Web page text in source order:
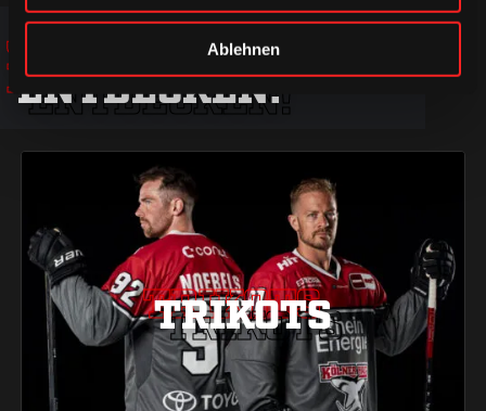
Ablehnen
ENTDECKEN!
JETZT
ENTDECKEN!
ENTDECKEN!
TRIKOTS
TRIKOTS
TRIKOTS